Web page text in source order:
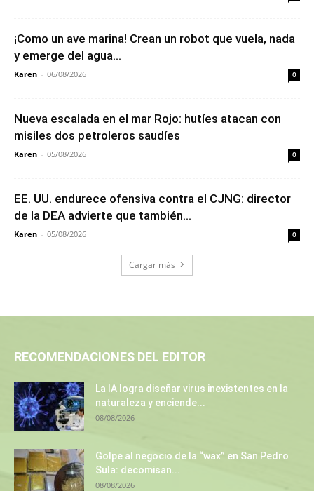
¡Como un ave marina! Crean un robot que vuela, nada
y emerge del agua...
Karen - 06/08/2026 0
Nueva escalada en el mar Rojo: hutíes atacan con
misiles dos petroleros saudíes
Karen - 05/08/2026 0
EE. UU. endurece ofensiva contra el CJNG: director
de la DEA advierte que también...
Karen - 05/08/2026 0
Cargar más
RECOMENDACIONES DEL EDITOR
La IA logra diseñar virus inexistentes en la
naturaleza y enciende...
08/08/2026
Golpe al negocio de la “wax” en San Pedro
Sula: decomisan...
08/08/2026